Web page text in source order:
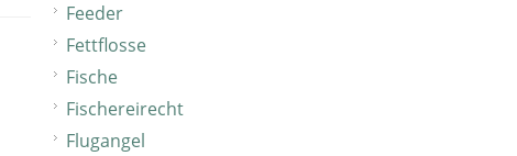
Feeder
Fettflosse
Fische
Fischereirecht
Flugangel